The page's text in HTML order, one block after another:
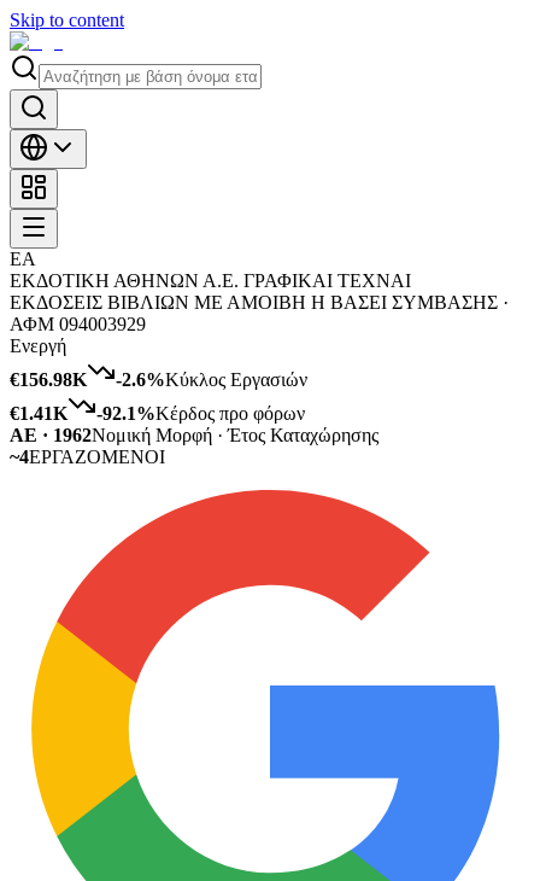
Skip to content
ΕΑ
ΕΚΔΟΤΙΚΗ ΑΘΗΝΩΝ Α.Ε. ΓΡΑΦΙΚΑΙ ΤΕΧΝΑΙ
ΕΚΔΟΣΕΙΣ ΒΙΒΛΙΩΝ ΜΕ ΑΜΟΙΒΗ Η ΒΑΣΕΙ ΣΥΜΒΑΣΗΣ ·
ΑΦΜ 094003929
Ενεργή
€156.98K
-2.6%Κύκλος Εργασιών
€1.41K
-92.1%Κέρδος προ φόρων
ΑΕ · 1962Νομική Μορφή · Έτος Καταχώρησης
~4ΕΡΓΑΖΟΜΕΝΟΙ